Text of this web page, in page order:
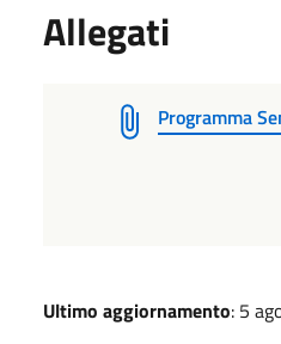
Allegati
Programma
Ultimo aggiornamento: 5